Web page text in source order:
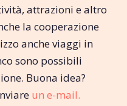
attrazioni e altro
la cooperazione
anche viaggi in
sono possibili
Buona idea?
un e-mail.